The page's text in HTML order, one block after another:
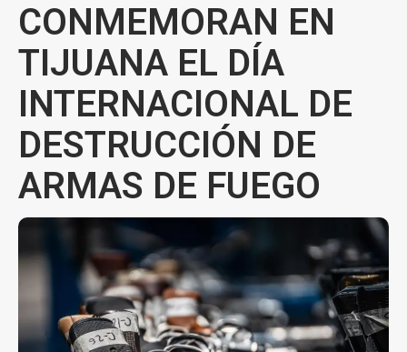
CONMEMORAN EN
TIJUANA EL DÍA
INTERNACIONAL DE
DESTRUCCIÓN DE
ARMAS DE FUEGO